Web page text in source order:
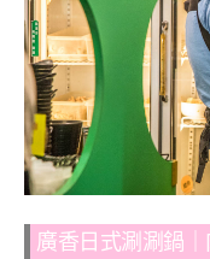
廣香日式涮涮鍋